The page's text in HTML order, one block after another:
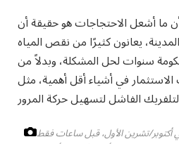
ما أشعل الاحتجاجات هو حقيقة أن
يعانون كثيرًا من نقص المياه
سنوات لحل المشكلة، وبدلاً من
في أشياء أقل أهمية، مثل
أكتوبر/تشرين الأول، قبل ساعات فقط